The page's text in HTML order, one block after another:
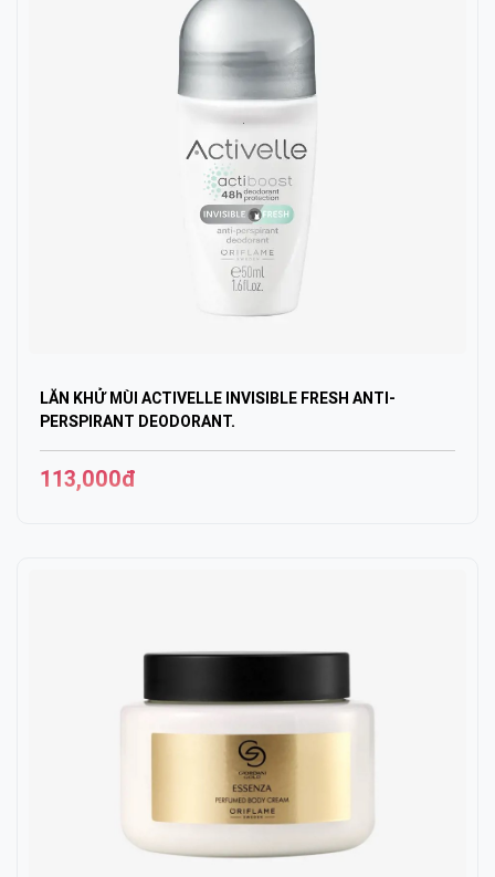
LĂN KHỬ MÙI ACTIVELLE INVISIBLE FRESH ANTI-
PERSPIRANT DEODORANT.
113,000đ